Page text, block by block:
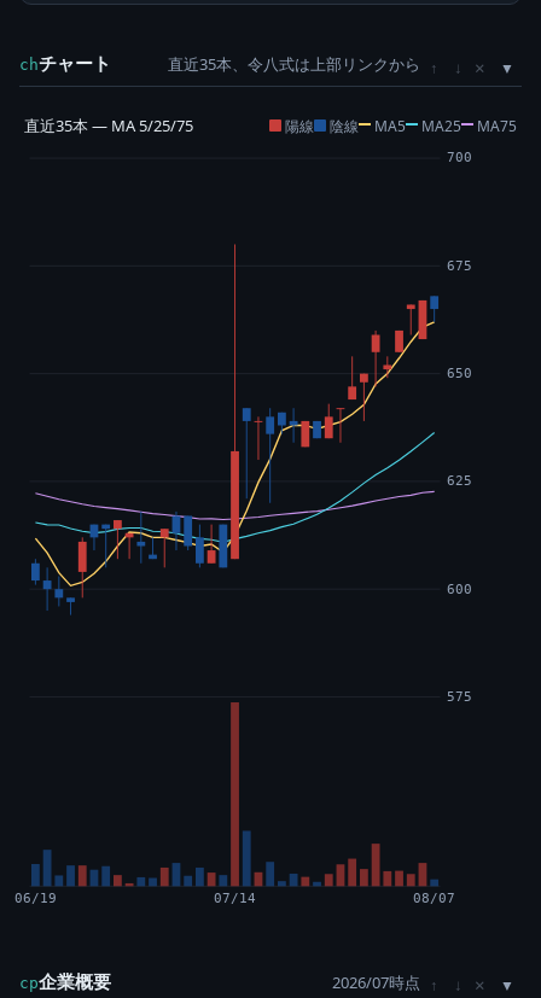
chチャート 直近35本、令八式は上部リンクから ↑ ↓ ×
直近35本 — MA 5/25/75 陽線 陰線 MA5 MA25 MA75
575
600
625
650
675
700
06/19 07/14 08/07
cp企業概要 2026/07時点 ↑ ↓ ×